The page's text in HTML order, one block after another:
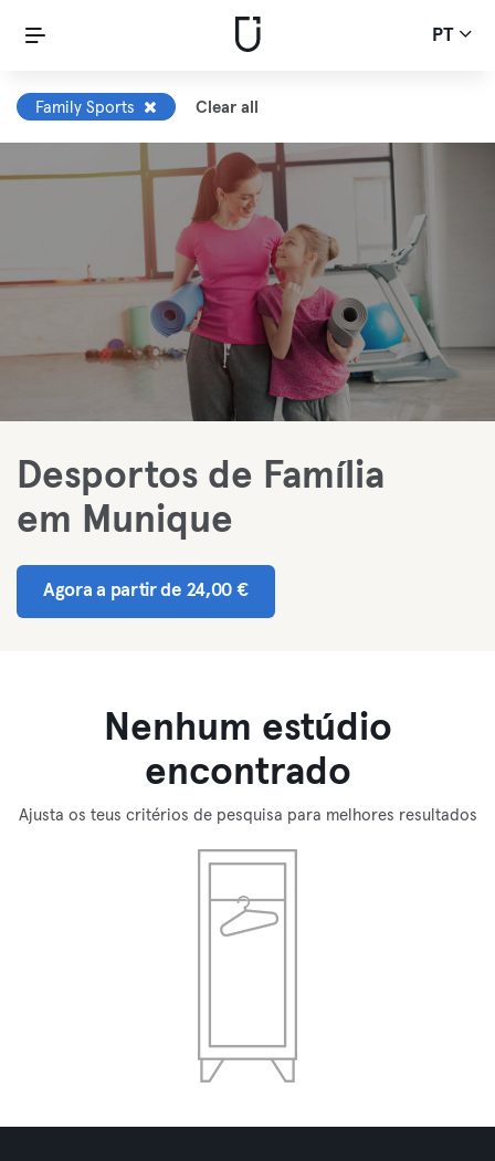
PT
Family Sports Clear all
Desportos de Família
em Munique
Agora a partir de 24,00 €
Nenhum estúdio
encontrado
Ajusta os teus critérios de pesquisa para melhores resultados